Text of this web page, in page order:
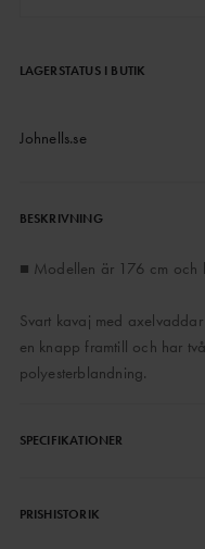
LAGERSTATUS I BUTIK
Johnells.se
BESKRIVNING
■ Modellen är 176 cm och
Svart kavaj med
en knapp framtill och har
polyesterblandning.
SPECIFIKATIONER
PRISHISTORIK